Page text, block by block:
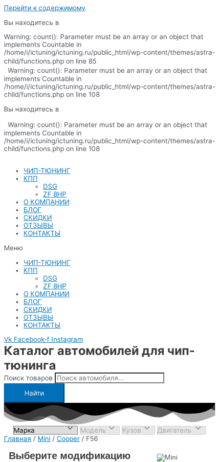
Перейти к содержимому
Вы находитесь в
Warning: count(): Parameter must be an array or an object that
implements Countable in
/home/i/ictuning/ictuning.ru/public_html/wp-content/themes/astra-
child/functions.php on line 85
Warning: count(): Parameter must be an array or an object that
implements Countable in
/home/i/ictuning/ictuning.ru/public_html/wp-content/themes/astra-
child/functions.php on line 108
Вы находитесь в
Warning: count(): Parameter must be an array or an object that
implements Countable in
/home/i/ictuning/ictuning.ru/public_html/wp-content/themes/astra-
child/functions.php on line 108
ЧИП-ТЮНИНГ
КПП
DSG
ZF 8HP
О КОМПАНИИ
БЛОГ
СКИДКИ
ОТЗЫВЫ
КОНТАКТЫ
Меню
ЧИП-ТЮНИНГ
КПП
DSG
ZF 8HP
О КОМПАНИИ
БЛОГ
СКИДКИ
ОТЗЫВЫ
КОНТАКТЫ
Vk Facebook-f Instagram
Каталог автомобилей для чип-
тюнинга
Поиск товаров
Найти
Главная / Mini / Cooper / F56
Выберите модификацию